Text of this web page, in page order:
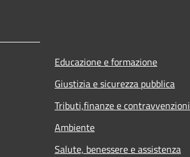
Educazione e formazione
Giustizia e sicurezza pubblica
Tributi,finanze e contravvenzioni
Ambiente
Salute, benessere e assistenza